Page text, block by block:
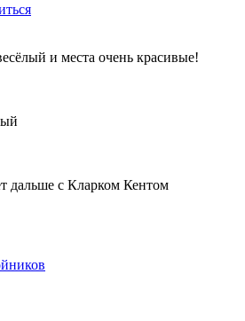
и места очень красивые!
дальше с Кларком Кентом